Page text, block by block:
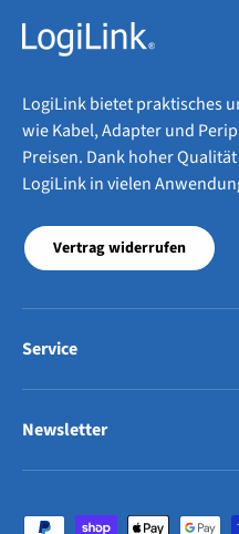
LogiLink bietet praktisches
wie Kabel, Adapter und
Preisen. Dank hoher
LogiLink in vielen
Vertrag widerrufen
Service
Newsletter
Zahlungsmethoden